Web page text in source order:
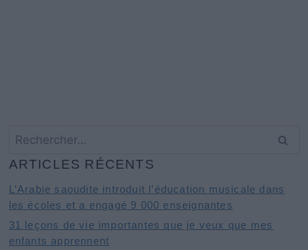
ARTICLES RÉCENTS
L’Arabie saoudite introduit l’éducation musicale dans
les écoles et a engagé 9 000 enseignantes
31 leçons de vie importantes que je veux que mes
enfants apprennent